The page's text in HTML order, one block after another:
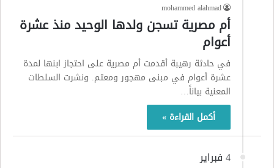
mohammed alahmad
أم مصرية تسجن ولدها الوحيد منذ عشرة
أعوام
في حادثة رهيبة أقدمت أم مصرية على احتجاز ابنها لمدة
عشرة أعوام في مبنى مهجور ومعتم. ونشرت السلطات
المعنية بياناً…
أكمل القراءة »
4 فبراير